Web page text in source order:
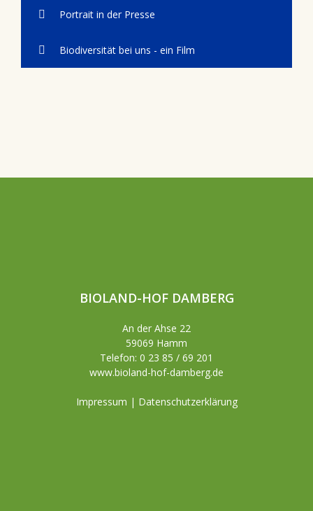
Portrait in der Presse
Biodiversität bei uns - ein Film
BIOLAND-HOF DAMBERG
An der Ahse 22
59069 Hamm
Telefon: 0 23 85 / 69 201
www.bioland-hof-damberg.de
Impressum | Datenschutzerklärung